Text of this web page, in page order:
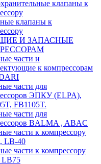
клапаны к
клапаны к
И ЗАПАСНЫЕ
части и
к компрессорам
части для
ЭПКУ ​​(ELPA),
FB1105T.
части для
BALMA , ABAC
части к компрессору
LB-40
части к компрессору
LB75